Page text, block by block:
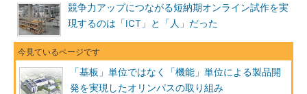
競争力アップにつながる短納期オンライン試作を実
現するのは「ICT」と「人」だった
「基板」単位ではなく「機能」単位による製品開
発を実現したオリンパスの取り組み